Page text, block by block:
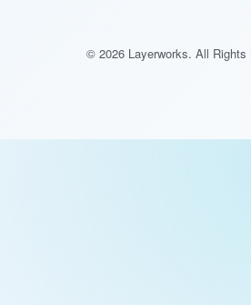
© 2026 Layerworks. All Rights